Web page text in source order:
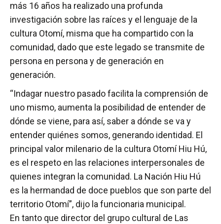
más 16 años ha realizado una profunda
investigación sobre las raíces y el lenguaje de la
cultura Otomí, misma que ha compartido con la
comunidad, dado que este legado se transmite de
persona en persona y de generación en
generación.
“Indagar nuestro pasado facilita la comprensión de
uno mismo, aumenta la posibilidad de entender de
dónde se viene, para así, saber a dónde se va y
entender quiénes somos, generando identidad. El
principal valor milenario de la cultura Otomí Hiu Hú,
es el respeto en las relaciones interpersonales de
quienes integran la comunidad. La Nación Hiu Hú
es la hermandad de doce pueblos que son parte del
territorio Otomí”, dijo la funcionaria municipal.
En tanto que director del grupo cultural de Las